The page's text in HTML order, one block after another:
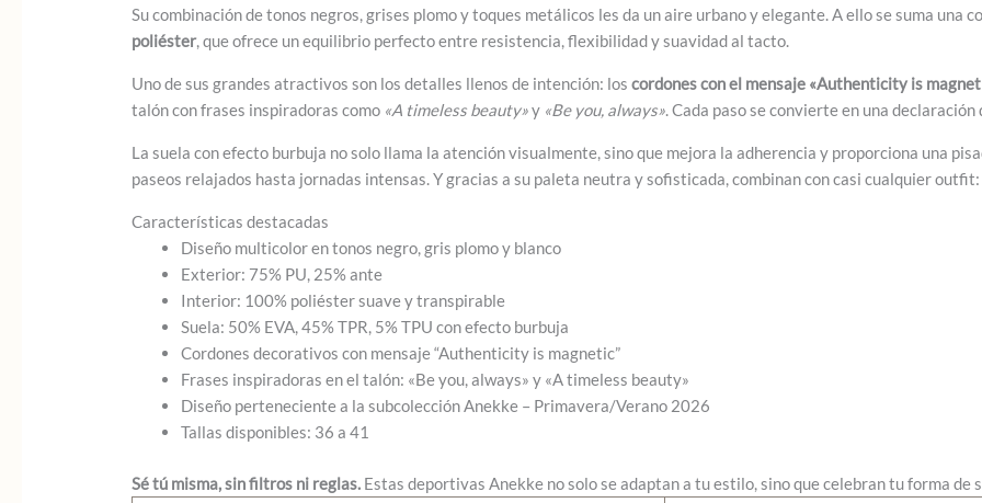
Su combinación de tonos negros, grises plomo y toques metálicos les da un aire urbano y elegante. A ello se suma una
poliéster, que ofrece un equilibrio perfecto entre resistencia, flexibilidad y suavidad al tacto.
Uno de sus grandes atractivos son los detalles llenos de intención: loscordones con el mensaje «Authenticity is
talón con frases inspiradoras como «A timeless beauty»y «Be you, always». Cada paso se convierte en una declaración
La suela con efecto burbuja no solo llama la atención visualmente, sino que mejora la adherencia y proporciona una
paseos relajados hasta jornadas intensas. Y gracias a su paleta neutra y sofisticada, combinan con casi cualquier
Características destacadas
Diseño multicolor en tonos negro, gris plomo y blanco
Exterior: 75% PU, 25% ante
Interior: 100% poliéster suave y transpirable
Suela: 50% EVA, 45% TPR, 5% TPU con efecto burbuja
Cordones decorativos con mensaje “Authenticity is magnetic”
Frases inspiradoras en el talón: «Be you, always» y «A timeless beauty»
Diseño perteneciente a la subcolección Anekke – Primavera/Verano 2026
Tallas disponibles: 36 a 41
Sé tú misma, sin filtros ni reglas. Estas deportivas Anekke no solo se adaptan a tu estilo, sino que celebran tu forma de